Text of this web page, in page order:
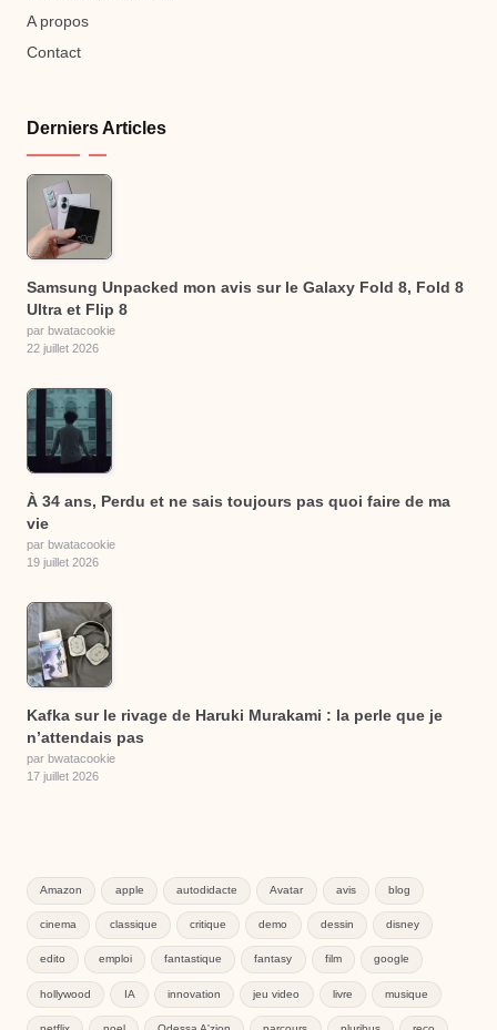
A propos
Contact
Derniers Articles
Samsung Unpacked mon avis sur le Galaxy Fold 8, Fold 8
Ultra et Flip 8
par bwatacookie
22 juillet 2026
À 34 ans, Perdu et ne sais toujours pas quoi faire de ma
vie
par bwatacookie
19 juillet 2026
Kafka sur le rivage de Haruki Murakami : la perle que je
n’attendais pas
par bwatacookie
17 juillet 2026
Amazon apple autodidacte Avatar avis blog
cinema classique critique demo dessin disney
edito emploi fantastique fantasy film google
hollywood IA innovation jeu video livre musique